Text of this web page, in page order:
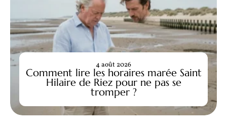
Comment lire les horaires marée Saint
Hilaire de Riez pour ne pas se
tromper ?
4 août 2026